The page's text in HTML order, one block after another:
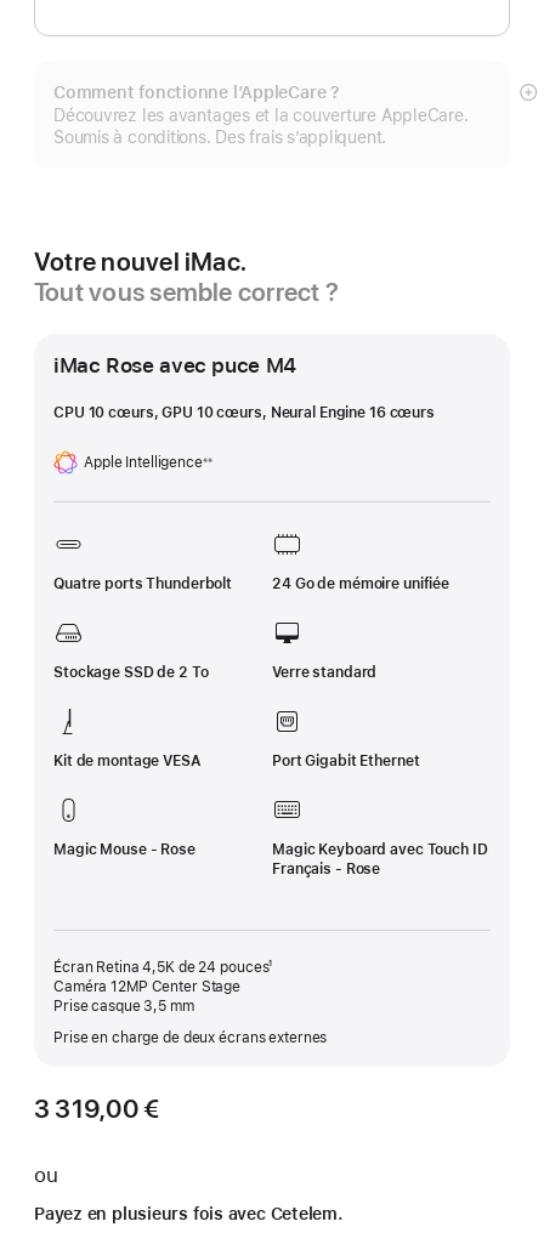
Comment fonctionne l’AppleCare ?
Découvrez les avantages et la couverture AppleCare.
Soumis à conditions. Des frais s’appliquent.
Votre nouvel iMac.
Tout vous semble correct ?
iMac Rose avec puce M4
CPU 10 cœurs, GPU 10 cœurs, Neural Engine 16 cœurs
Apple Intelligence
Note
de
※※
Quatre ports Thunderbolt 24 Go de mémoire unifiée
Stockage SSD de 2 To Verre standard
Kit de montage VESA Port Gigabit Ethernet
Magic Mouse - Rose
Magic Keyboard avec Touch ID
Français - Rose
Écran Retina 4,5K de 24 pouces¹
Caméra 12MP Center Stage
Prise casque 3,5 mm
Prise en charge de deux écrans externes
3 319,00 €
ou
Payez en plusieurs fois avec Cetelem.